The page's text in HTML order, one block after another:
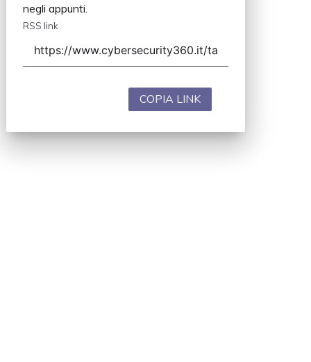
negli appunti.
RSS link
COPIA LINK